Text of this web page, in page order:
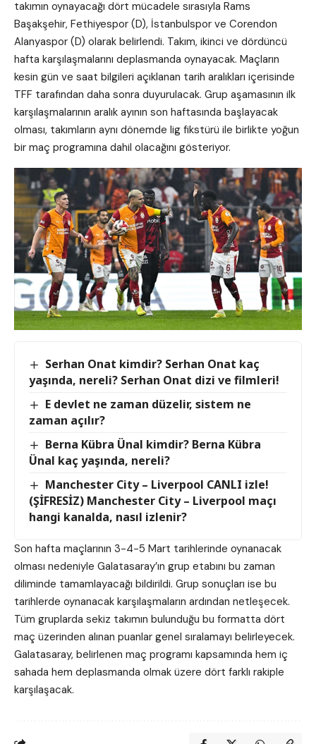
takımın oynayacağı dört mücadele sırasıyla Rams
Başakşehir, Fethiyespor (D), İstanbulspor ve Corendon
Alanyaspor (D) olarak belirlendi. Takım, ikinci ve dördüncü
hafta karşılaşmalarını deplasmanda oynayacak. Maçların
kesin gün ve saat bilgileri açıklanan tarih aralıkları içerisinde
TFF tarafından daha sonra duyurulacak. Grup aşamasının ilk
karşılaşmalarının aralık ayının son haftasında başlayacak
olması, takımların aynı dönemde lig fikstürü ile birlikte yoğun
bir maç programına dahil olacağını gösteriyor.
Serhan Onat kimdir? Serhan Onat kaç
yaşında, nereli? Serhan Onat dizi ve filmleri!
E devlet ne zaman düzelir, sistem ne
zaman açılır?
Berna Kübra Ünal kimdir? Berna Kübra
Ünal kaç yaşında, nereli?
Manchester City – Liverpool CANLI izle!
(ŞİFRESİZ) Manchester City – Liverpool maçı
hangi kanalda, nasıl izlenir?
Son hafta maçlarının 3-4-5 Mart tarihlerinde oynanacak
olması nedeniyle Galatasaray’ın grup etabını bu zaman
diliminde tamamlayacağı bildirildi. Grup sonuçları ise bu
tarihlerde oynanacak karşılaşmaların ardından netleşecek.
Tüm gruplarda sekiz takımın bulunduğu bu formatta dört
maç üzerinden alınan puanlar genel sıralamayı belirleyecek.
Galatasaray, belirlenen maç programı kapsamında hem iç
sahada hem deplasmanda olmak üzere dört farklı rakiple
karşılaşacak.